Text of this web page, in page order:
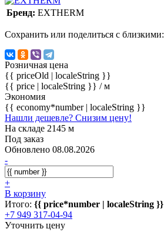
Бренд: EXTHERM
Сохранить или поделиться с близкими:
Розничная цена
{{ priceOld | localeString }}
{{ price | localeString }} / м
Экономия
{{ economy*number | localeString }}
Нашли дешевле? Снизим цену!
На складе 2145 м
Под заказ
Обновлено 08.08.2026
-
+
В корзину
Итого: {{ price*number | localeString }}
+7 949 317-04-94
Уточнить цену